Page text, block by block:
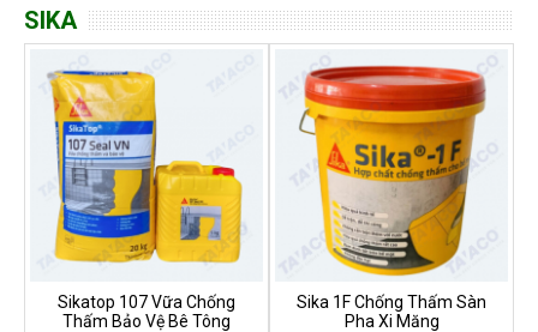
SIKA
Sikatop 107 Vữa Chống
Thấm Bảo Vệ Bê Tông
Sika 1F Chống Thấm Sàn
Pha Xi Măng